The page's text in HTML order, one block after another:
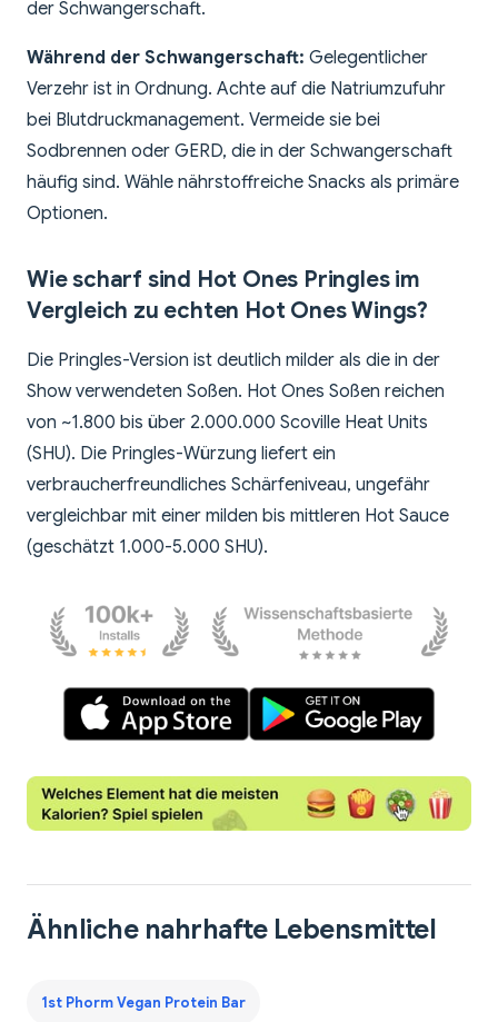
der Schwangerschaft.
Während der Schwangerschaft: Gelegentlicher
Verzehr ist in Ordnung. Achte auf die Natriumzufuhr
bei Blutdruckmanagement. Vermeide sie bei
Sodbrennen oder GERD, die in der Schwangerschaft
häufig sind. Wähle nährstoffreiche Snacks als primäre
Optionen.
Wie scharf sind Hot Ones Pringles im
Vergleich zu echten Hot Ones Wings?
Die Pringles-Version ist deutlich milder als die in der
Show verwendeten Soßen. Hot Ones Soßen reichen
von ~1.800 bis über 2.000.000 Scoville Heat Units
(SHU). Die Pringles-Würzung liefert ein
verbraucherfreundliches Schärfeniveau, ungefähr
vergleichbar mit einer milden bis mittleren Hot Sauce
(geschätzt 1.000-5.000 SHU).
Ähnliche nahrhafte Lebensmittel
1st Phorm Vegan Protein Bar